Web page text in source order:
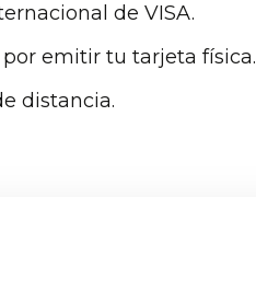
de VISA.
emitir tu tarjeta física.
distancia.